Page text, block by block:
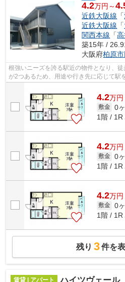
4.2万円～
近鉄大阪線 「
近鉄大阪線 「
関西本線 「高
築15年 /
大阪府柏原市
根強いニーズを誇る駅近の物件となり、
が2つあるため、用途や行き先に応じて駅
4.2万円
敷金 0
1階 / 1R
4.2万円
敷金 0
1階 / 1R
4.2万円
敷金 0
1階 / 1R
残り 3件を
賃貸 | アパート